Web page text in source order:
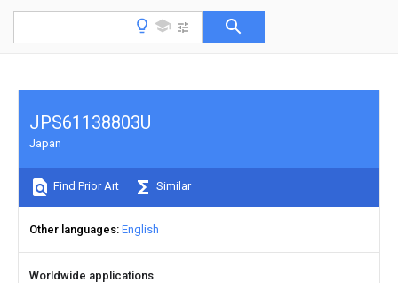
JPS61138803U
Japan
Find Prior Art Similar
Other languages English
Worldwide applications